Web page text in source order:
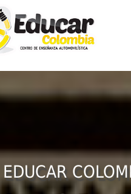
EDUCAR